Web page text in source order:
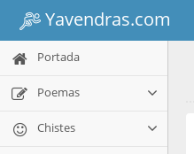
Yavendras.com
Portada
Poemas
Chistes